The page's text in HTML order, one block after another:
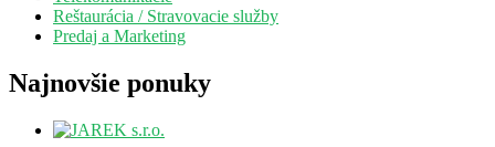
Reštaurácia / Stravovacie služby
Predaj a Marketing
Najnovšie ponuky